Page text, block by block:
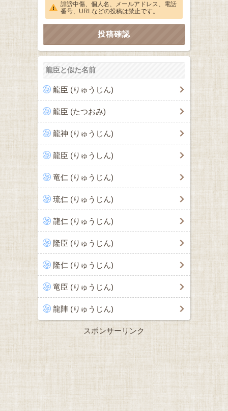
誹謗中傷、個人名、メールアドレス、電話
番号、URLなどの投稿は禁止です。
龍臣と似た名前
龍臣 (りゅうじん)
龍臣 (たつおみ)
龍神 (りゅうじん)
龍臣 (りゅうしん)
竜仁 (りゅうじん)
琉仁 (りゅうじん)
龍仁 (りゅうじん)
隆臣 (りゅうじん)
隆仁 (りゅうじん)
竜臣 (りゅうじん)
龍陣 (りゅうじん)
スポンサーリンク